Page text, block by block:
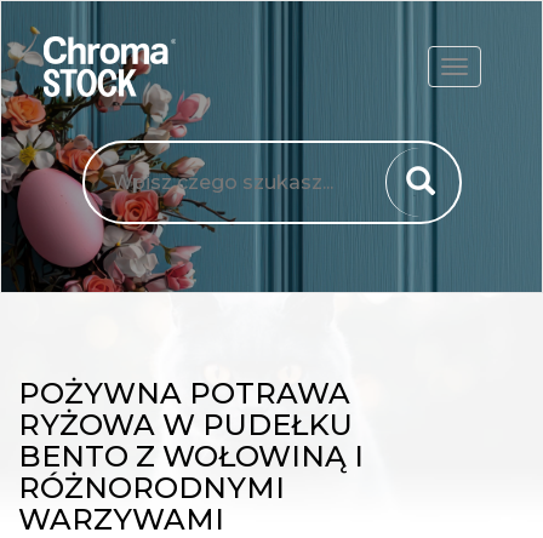
POŻYWNA POTRAWA
RYŻOWA W PUDEŁKU
BENTO Z WOŁOWINĄ I
RÓŻNORODNYMI
WARZYWAMI